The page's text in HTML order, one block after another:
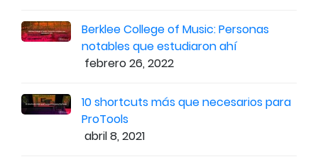
Berklee College of Music: Personas
notables que estudiaron ahí
febrero 26, 2022
10 shortcuts más que necesarios para
ProTools
abril 8, 2021